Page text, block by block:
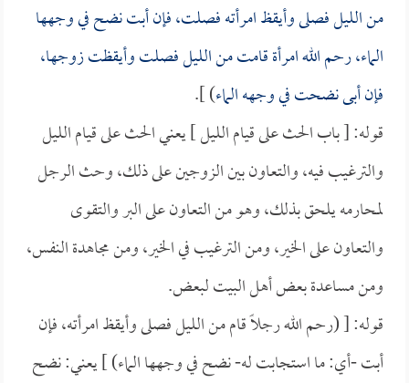
من الليل فصلى وأيقظ امرأته فصلت، فإن أبت نضح في وجهها
الماء، رحم الله امرأة قامت من الليل فصلت وأيقظت زوجها،
فإن أبى نضحت في وجهه الماء) ].
قوله: [ باب الحث على قيام الليل ] يعني الحث على قيام الليل
والترغيب فيه، والتعاون بين الزوجين على ذلك، وحث الرجل
لمحارمه يلحق بذلك، وهو من التعاون على البر والتقوى
والتعاون على الخير، ومن الترغيب في الخير، ومن مجاهدة النفس،
ومن مساعدة بعض أهل البيت لبعض.
قوله: [ (رحم الله رجلاً قام من الليل فصلى وأيقظ امرأته، فإن
أبت -أي: ما استجابت له- نضح في وجهها الماء) ] يعني: نضح